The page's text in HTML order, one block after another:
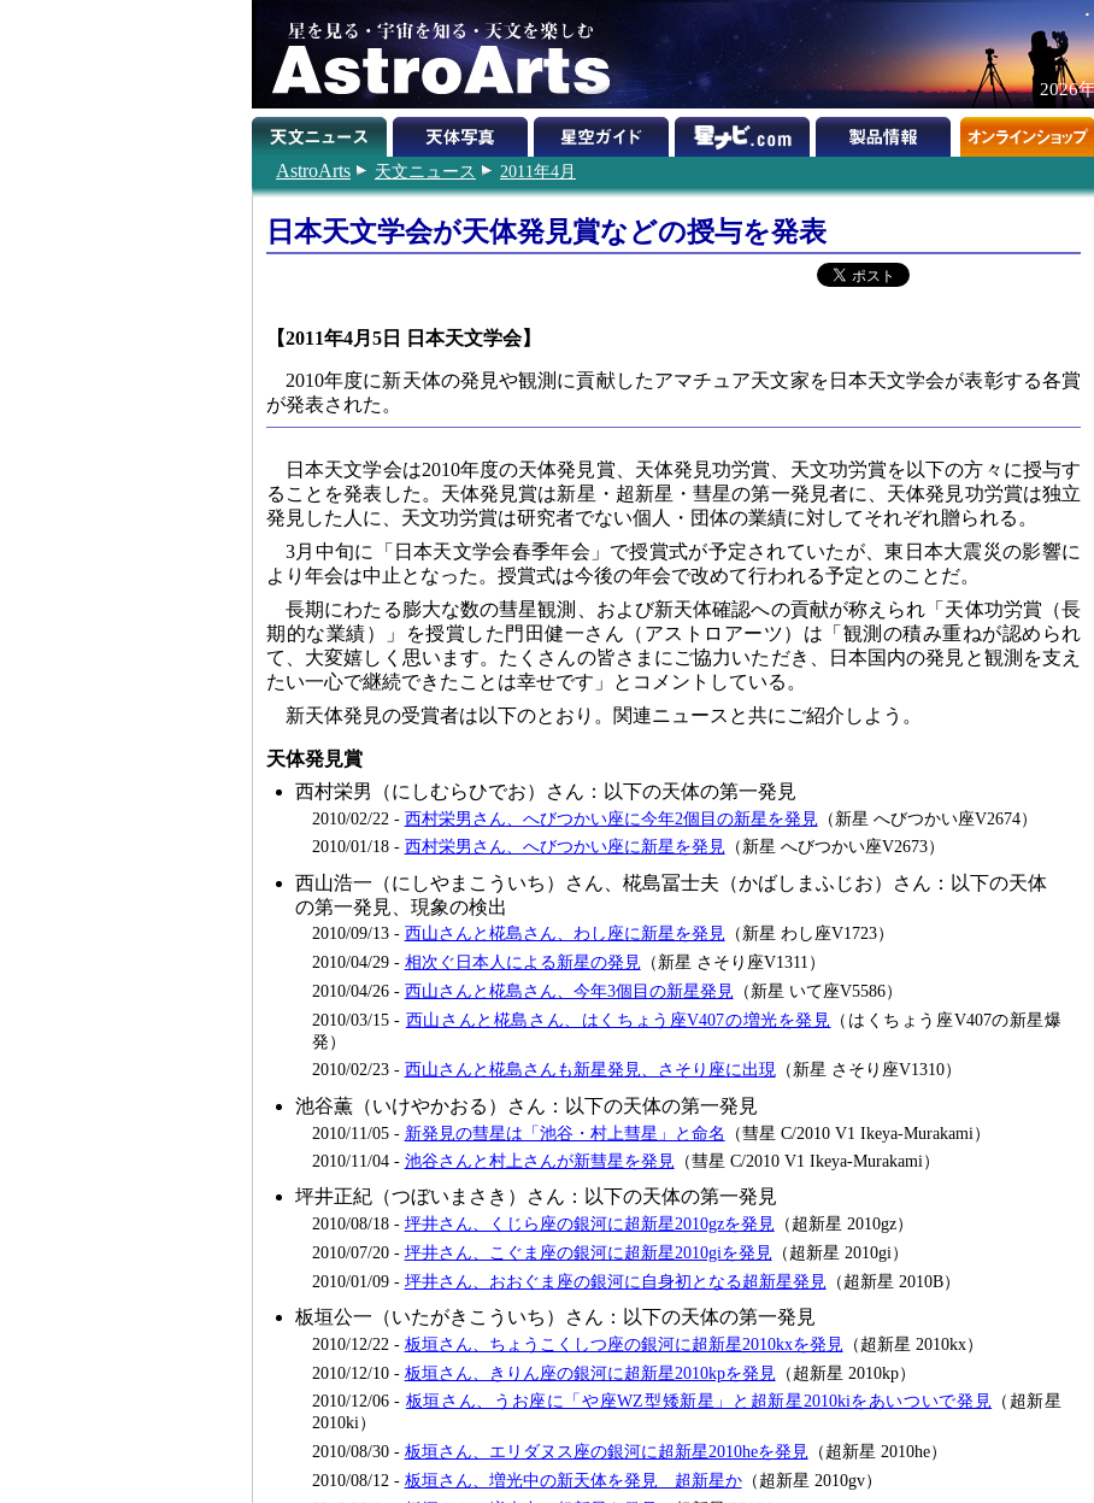
2026
AstroArts 天文ニュース 2011年4月
日本天文学会が天体発見賞などの授与を発表
【2011年4月5日 日本天文学会】
2010年度に新天体の発見や観測に貢献したアマチュア天文家を日本天文学会が表彰する各賞
が発表された。
日本天文学会は2010年度の天体発見賞、天体発見功労賞、天文功労賞を以下の方々に授与す
ることを発表した。天体発見賞は新星・超新星・彗星の第一発見者に、天体発見功労賞は独立
発見した人に、天文功労賞は研究者でない個人・団体の業績に対してそれぞれ贈られる。
3月中旬に「日本天文学会春季年会」で授賞式が予定されていたが、東日本大震災の影響に
より年会は中止となった。授賞式は今後の年会で改めて行われる予定とのことだ。
長期にわたる膨大な数の彗星観測、および新天体確認への貢献が称えられ「天体功労賞（長
期的な業績）」を授賞した門田健一さん（アストロアーツ）は「観測の積み重ねが認められ
て、大変嬉しく思います。たくさんの皆さまにご協力いただき、日本国内の発見と観測を支え
たい一心で継続できたことは幸せです」とコメントしている。
新天体発見の受賞者は以下のとおり。関連ニュースと共にご紹介しよう。
天体発見賞
西村栄男（にしむらひでお）さん：以下の天体の第一発見
2010/02/22 - 西村栄男さん、へびつかい座に今年2個目の新星を発見 （新星 へびつかい座V2674）
2010/01/18 - 西村栄男さん、へびつかい座に新星を発見（新星 へびつかい座V2673）
西山浩一（にしやまこういち）さん、椛島冨士夫（かばしまふじお）さん：以下の天体
の第一発見、現象の検出
2010/09/13 - 西山さんと椛島さん、わし座に新星を発見（新星 わし座V1723）
2010/04/29 - 相次ぐ日本人による新星の発見（新星 さそり座V1311）
2010/04/26 - 西山さんと椛島さん、今年3個目の新星発見 （新星 いて座V5586）
2010/03/15 - 西山さんと椛島さん、はくちょう座V407の増光を発見 （はくちょう座V407の新星爆
発）
2010/02/23 - 西山さんと椛島さんも新星発見、さそり座に出現（新星 さそり座V1310）
池谷薫（いけやかおる）さん：以下の天体の第一発見
2010/11/05 - 新発見の彗星は「池谷・村上彗星」と命名 （彗星 C/2010 V1 Ikeya-Murakami）
2010/11/04 - 池谷さんと村上さんが新彗星を発見（彗星 C/2010 V1 Ikeya-Murakami）
坪井正紀（つぼいまさき）さん：以下の天体の第一発見
2010/08/18 - 坪井さん、くじら座の銀河に超新星2010gzを発見（超新星 2010gz）
2010/07/20 - 坪井さん、こぐま座の銀河に超新星2010giを発見 （超新星 2010gi）
2010/01/09 - 坪井さん、おおぐま座の銀河に自身初となる超新星発見 （超新星 2010B）
板垣公一（いたがきこういち）さん：以下の天体の第一発見
2010/12/22 - 板垣さん、ちょうこくしつ座の銀河に超新星2010kxを発見 （超新星 2010kx）
2010/12/10 - 板垣さん、きりん座の銀河に超新星2010kpを発見 （超新星 2010kp）
2010/12/06 - 板垣さん、うお座に「や座WZ型矮新星」と超新星2010kiをあいついで発見 （超新星
2010ki）
2010/08/30 - 板垣さん、エリダヌス座の銀河に超新星2010heを発見 （超新星 2010he）
2010/08/12 - 板垣さん、増光中の新天体を発見 超新星か（超新星 2010gv）